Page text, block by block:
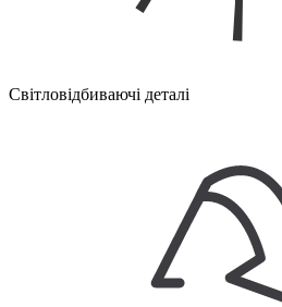
Світловідбиваючі деталі